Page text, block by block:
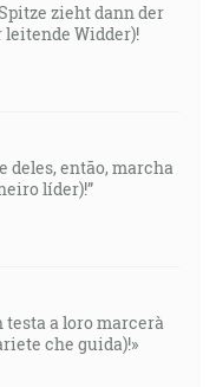
zieht dann der
Widder)!
deles, então, marcha
líder)!”
testa a loro marcerà
che guida)!»